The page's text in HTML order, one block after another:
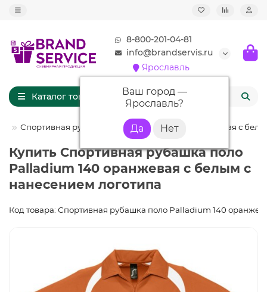
8-800-201-04-81
info@brandservis.ru
Ярославль
Ваш город —
Ярославль?
Каталог товаров
Спортивная рубашка поло Palladium 140 оранжевая с
Купить Спортивная рубашка поло
Palladium 140 оранжевая с белым с
нанесением логотипа
Код товара: Спортивная рубашка поло Palladium 140